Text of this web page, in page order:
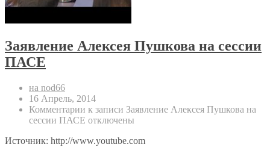
Заявление Алексея Пушкова на сессии
ПАСЕ
на nod66
16 Апрель, 2014
Комментарии к записи Заявление Алексея Пушкова на
сессии ПАСЕ отключены
Источник: http://www.youtube.com